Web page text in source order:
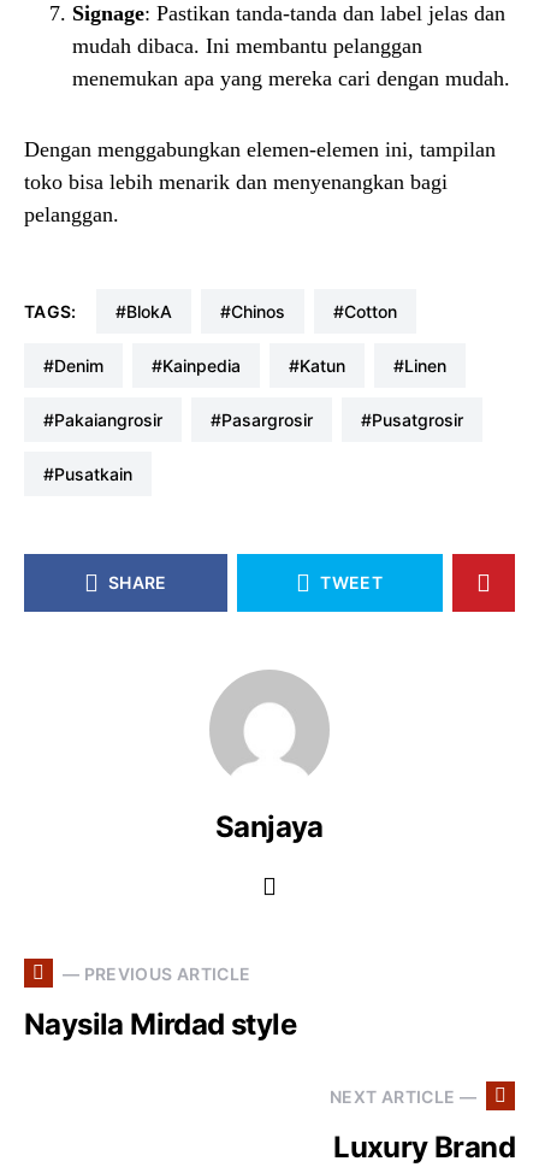
Signage: Pastikan tanda-tanda dan label jelas dan
mudah dibaca. Ini membantu pelanggan
menemukan apa yang mereka cari dengan mudah.
Dengan menggabungkan elemen-elemen ini, tampilan
toko bisa lebih menarik dan menyenangkan bagi
pelanggan.
TAGS: #blokA #chinos #cotton
#denim #kainpedia #katun #linen
#pakaiangrosir #pasargrosir #pusatgrosir
#pusatkain
SHARE TWEET
Sanjaya
— PREVIOUS ARTICLE
Naysila Mirdad style
NEXT ARTICLE —
Luxury Brand